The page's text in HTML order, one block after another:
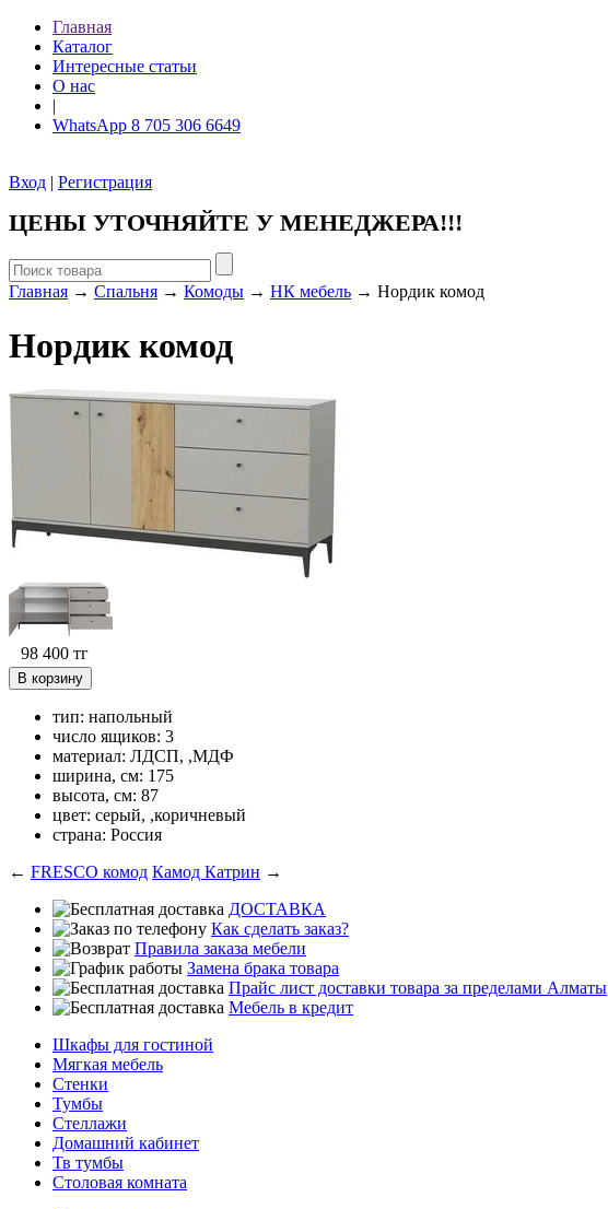
Главная
Каталог
Интересные статьи
О нас
|
WhatsApp 8 705 306 6649
Вход | Регистрация
ЦЕНЫ УТОЧНЯЙТЕ У МЕНЕДЖЕРА!!!
Главная → Спальня → Комоды → НК мебель → Нордик комод
Нордик комод
98 400 тг
В корзину
тип: напольный
число ящиков: 3
материал: ЛДСП, ,МДФ
ширина, см: 175
высота, см: 87
цвет: серый, ,коричневый
страна: Россия
← FRESCO комод Камод Катрин →
ДОСТАВКА
Как сделать заказ?
Правила заказа мебели
Замена брака товара
Прайс лист доставки товара за пределами Алматы
Мебель в кредит
Шкафы для гостиной
Мягкая мебель
Стенки
Тумбы
Стеллажи
Домашний кабинет
Тв тумбы
Столовая комната